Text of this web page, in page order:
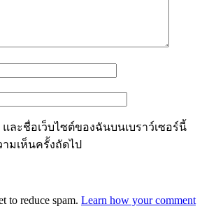
ละชื่อเว็บไซต์ของฉันบนเบราว์เซอร์นี้
มเห็นครั้งถัดไป
to reduce spam. Learn how your comment